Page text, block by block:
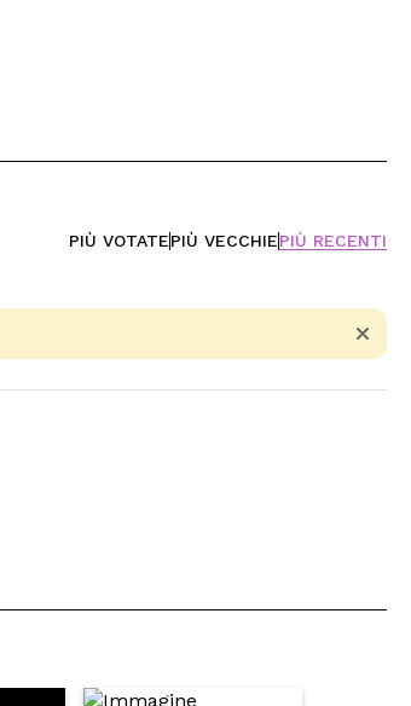
PIÙ VOTATEPIÙ VECCHIEPIÙ RECENTI